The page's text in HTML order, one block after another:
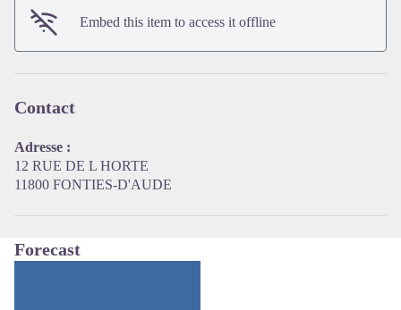
Embed this item to access it offline
Contact
Adresse :
12 RUE DE L HORTE
11800 FONTIES-D'AUDE
Forecast